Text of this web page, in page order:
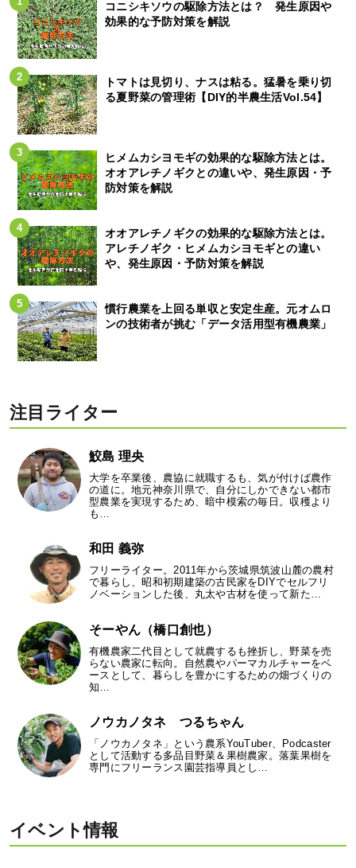
コニシキソウの駆除方法とは？ 発生原因や
効果的な予防対策を解説
トマトは見切り、ナスは粘る。猛暑を乗り切
る夏野菜の管理術【DIY的半農生活Vol.54】
ヒメムカシヨモギの効果的な駆除方法とは。
オオアレチノギクとの違いや、発生原因・予
防対策を解説
オオアレチノギクの効果的な駆除方法とは。
アレチノギク・ヒメムカシヨモギとの違い
や、発生原因・予防対策を解説
慣行農業を上回る単収と安定生産。元オムロ
ンの技術者が挑む「データ活用型有機農業」
注目ライター
鮫島 理央
大学を卒業後、農協に就職するも、気が付けば農作
の道に。地元神奈川県で、自分にしかできない都市
型農業を実現するため、暗中模索の毎日。収穫より
も…
和田 義弥
フリーライター。2011年から茨城県筑波山麓の農村
で暮らし、昭和初期建築の古民家をDIYでセルフリ
ノベーションした後、丸太や古材を使って新た…
そーやん（橋口創也）
有機農家二代目として就農するも挫折し、野菜を売
らない農家に転向。自然農やパーマカルチャーをベ
ースとして、暮らしを豊かにするための畑づくりの
知…
ノウカノタネ つるちゃん
「ノウカノタネ」という農系YouTuber、Podcaster
として活動する多品目野菜＆果樹農家。落葉果樹を
専門にフリーランス園芸指導員とし…
イベント情報